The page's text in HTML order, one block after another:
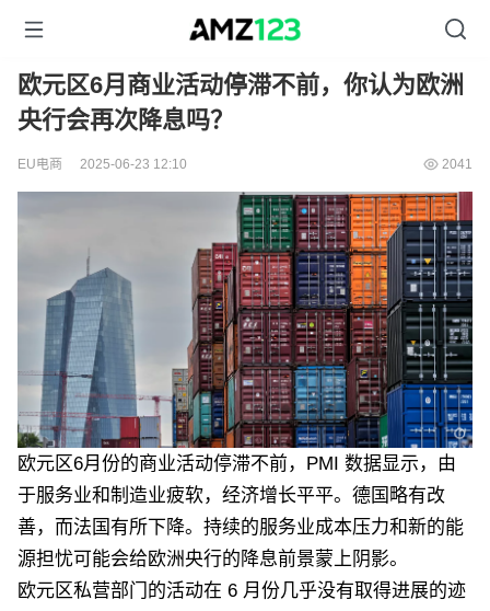
欧元区6月商业活动停滞不前，你认为欧洲
央行会再次降息吗？
EU电商 2025-06-23 12:10 2041
欧元区6月份的商业活动停滞不前，PMI 数据显示，由
于服务业和制造业疲软，经济增长平平。德国略有改
善，而法国有所下降。持续的服务业成本压力和新的能
源担忧可能会给欧洲央行的降息前景蒙上阴影。
欧元区私营部门的活动在 6 月份几乎没有取得进展的迹